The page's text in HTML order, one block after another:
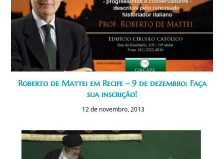
Roberto de Mattei em Recife – 9 de dezembro: Faça
sua inscrição!
12 de novembro, 2013